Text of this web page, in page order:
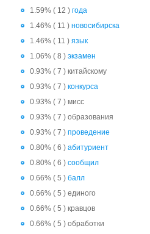
1.59% ( 12 ) года
1.46% ( 11 ) новосибирска
1.46% ( 11 ) язык
1.06% ( 8 ) экзамен
0.93% ( 7 ) китайскому
0.93% ( 7 ) конкурса
0.93% ( 7 ) мисс
0.93% ( 7 ) образования
0.93% ( 7 ) проведение
0.80% ( 6 ) абитуриент
0.80% ( 6 ) сообщил
0.66% ( 5 ) балл
0.66% ( 5 ) единого
0.66% ( 5 ) кравцов
0.66% ( 5 ) обработки